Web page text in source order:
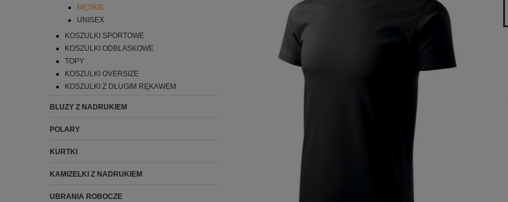
MĘSKIE
UNISEX
KOSZULKI SPORTOWE
KOSZULKI ODBLASKOWE
TOPY
KOSZULKI OVERSIZE
KOSZULKI Z DŁUGIM RĘKAWEM
BLUZY Z NADRUKIEM
POLARY
KURTKI
KAMIZELKI Z NADRUKIEM
UBRANIA ROBOCZE